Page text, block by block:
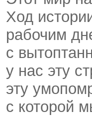
Ход
рабочим
с
у нас эту
эту
с которой